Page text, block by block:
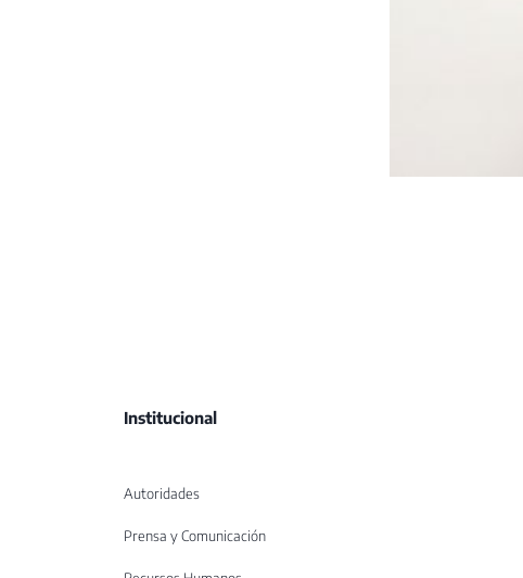
Institucional
Autoridades
Prensa y Comunicación